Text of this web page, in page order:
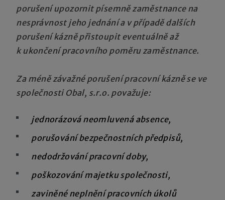
porušení upozornit písemně zaměstnance na
nesprávnost jeho jednání a v případě dalších
porušení kázně přistoupit eventuálně až
k ukončení pracovního poměru zaměstnance.
Za méně závažné porušení pracovní kázně se ve
společnosti Obal, s.r.o. považuje:
jednorázová neomluvená absence,
porušování bezpečnostních předpisů,
nedodržování pracovní doby,
poškozování majetku společnosti,
zaviněné neplnění pracovních úkolů